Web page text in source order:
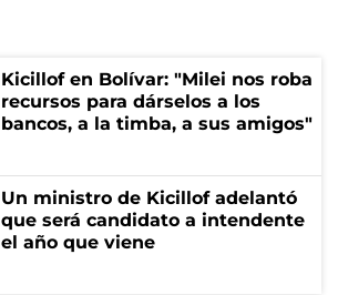
Kicillof en Bolívar: "Milei nos roba
recursos para dárselos a los
bancos, a la timba, a sus amigos"
Un ministro de Kicillof adelantó
que será candidato a intendente
el año que viene